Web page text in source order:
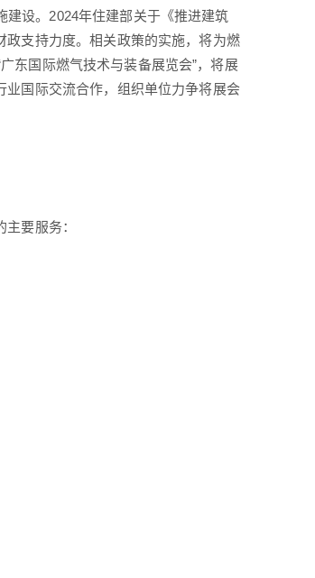
建设。2024年住建部关于《推进建筑
支持力度。相关政策的实施，将为燃
东国际燃气技术与装备展览会”，将展
国际交流合作，组织单位力争将展会
要服务：